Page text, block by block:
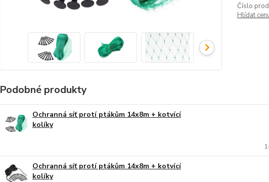
Číslo
Hlídat
Podobné produkty
Ochranná síť protí ptákům 14x8m + kotvící
kolíky
Ochranná síť protí ptákům 14x8m + kotvící
kolíky